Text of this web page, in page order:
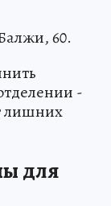
60.
-
лишних
для